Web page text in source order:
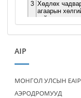
AIP
МОНГОЛ УЛСЫН EAIP
АЭРОДРОМУУД